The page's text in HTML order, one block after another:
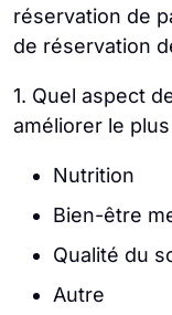
réservation de
de réservation
1. Quel aspect
améliorer le plus
Nutrition
Bien-être
Qualité du
Autre